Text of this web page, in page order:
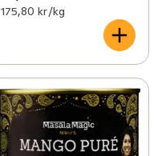
175,80 kr /kg